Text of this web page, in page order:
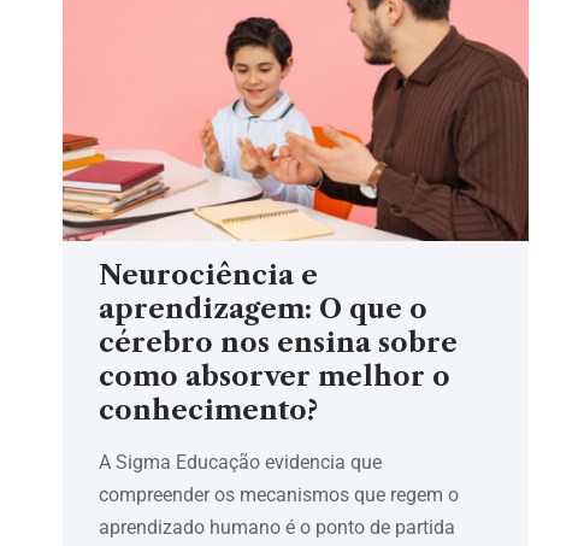
Neurociência e
aprendizagem: O que o
cérebro nos ensina sobre
como absorver melhor o
conhecimento?
A Sigma Educação evidencia que
compreender os mecanismos que regem o
aprendizado humano é o ponto de partida